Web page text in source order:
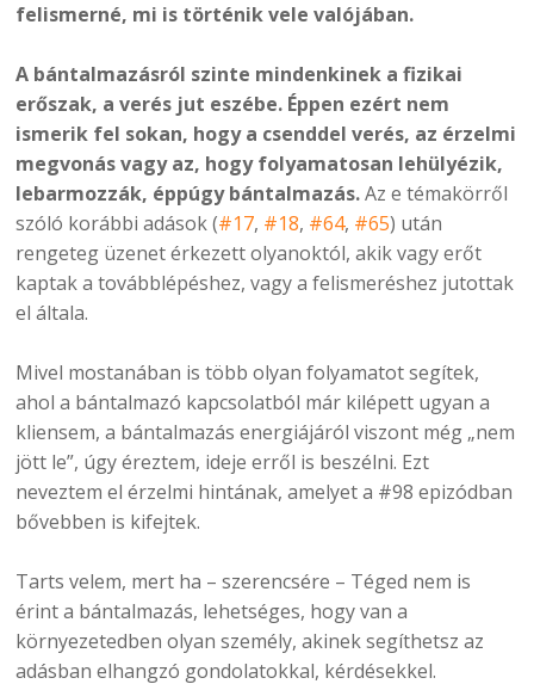
felismerné, mi is történik vele valójában.
A bántalmazásról szinte mindenkinek a fizikai
erőszak, a verés jut eszébe. Éppen ezért nem
ismerik fel sokan, hogy a csenddel verés, az érzelmi
megvonás vagy az, hogy folyamatosan lehülyézik,
lebarmozzák, éppúgy bántalmazás.Az e témakörről
szóló korábbi adások (#17, #18, #64, #65) után
rengeteg üzenet érkezett olyanoktól, akik vagy erőt
kaptak a továbblépéshez, vagy a felismeréshez jutottak
el általa.
Mivel mostanában is több olyan folyamatot segítek,
ahol a bántalmazó kapcsolatból már kilépett ugyan a
kliensem, a bántalmazás energiájáról viszont még „nem
jött le”, úgy éreztem, ideje erről is beszélni. Ezt
neveztem el érzelmi hintának, amelyet a #98 epizódban
bővebben is kifejtek.
Tarts velem, mert ha – szerencsére – Téged nem is
érint a bántalmazás, lehetséges, hogy van a
környezetedben olyan személy, akinek segíthetsz az
adásban elhangzó gondolatokkal, kérdésekkel.